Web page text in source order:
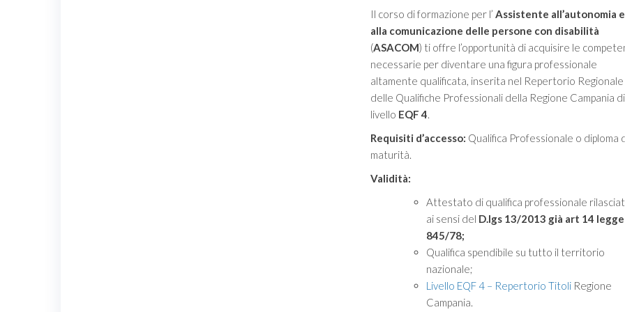
€1,199.00.€999.00.
Il corso di formazione per l’ Assistente all’autonomia e
alla comunicazione delle persone con disabilità
(ASACOM) ti offre l’opportunità di acquisire le
necessarie per diventare una figura professionale
altamente qualificata, inserita nel Repertorio Regionale
delle Qualifiche Professionali della Regione Campania di
livello EQF 4.
Requisiti d’accesso: Qualifica Professionale o diploma
maturità.
Validità:
Attestato di qualifica professionale
ai sensi del D.lgs 13/2013 già art 14 legge
845/78;
Qualifica spendibile su tutto il territorio
nazionale;
Livello EQF 4 – Repertorio Titoli Regione
Campania.